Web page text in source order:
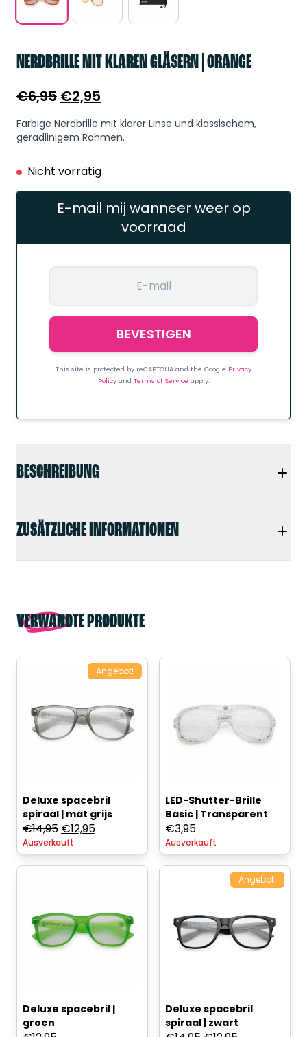
BESCHREIBUNG
ZUSÄTZLICHE INFORMATIONEN
NERDBRILLE MIT KLAREN GLÄSERN | ORANGE
€6,95 Ursprünglicher
Preis
war:
€2,95
Preis
ist:
Farbige Nerdbrille mit klarer Linse und klassischem,
geradlinigem Rahmen.
Nicht vorrätig
E-mail mij wanneer weer op
voorraad
This site is protected by reCAPTCHA and the Google Privacy
Policy and Terms of Service apply.
VERWANDTE PRODUKTE
Angebot!
Deluxe spacebril
spiraal | mat grijs
€14,95 Ursprünglicher
Preis
war:
€12,95Aktueller
ist:
Ausverkauft
LED-Shutter-Brille
Basic | Transparent
€3,95
Ausverkauft
Deluxe spacebril |
groen
Angebot!
Deluxe spacebril
spiraal | zwart